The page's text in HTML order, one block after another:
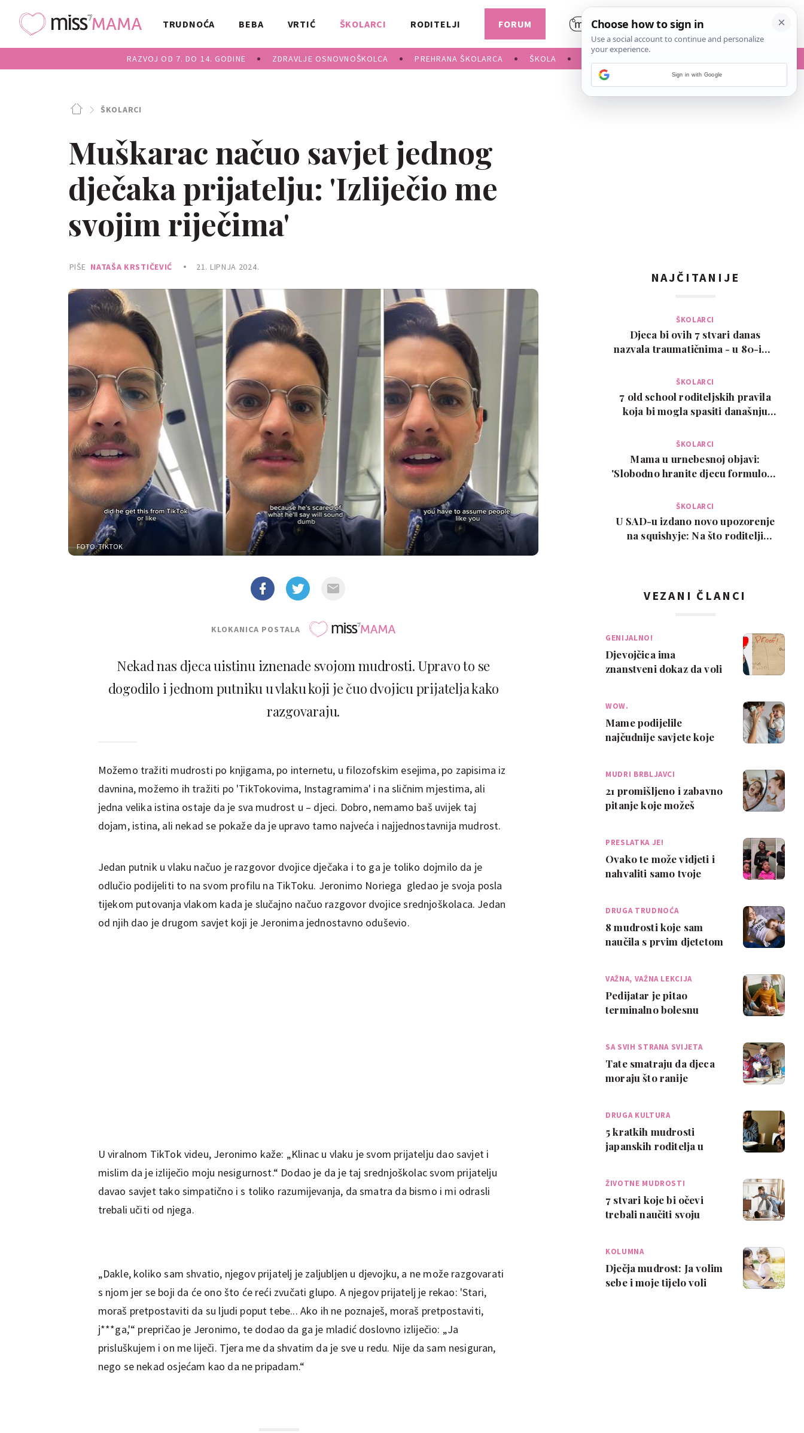
TRUDNOĆA BEBA VRTIĆ ŠKOLARCI
RAZVOJ OD 7. DO 14. GODINE ZDRAVLJE OSNOVNOŠKOLCA PREHRANA ŠKOLARCA ŠKOLA
RODITELJI FORUM
ŠKOLARCI
Muškarac načuo savjet jednog
dječaka prijatelju: 'Izliječio me
svojim riječima'
PIŠE NATAŠA KRSTIČEVIĆ 21. LIPNJA 2024.
FOTO: TIKTOK
KLOKANICA POSTALA
Nekad nas djeca uistinu iznenade svojom mudrosti. Upravo to se
dogodilo i jednom putniku u vlaku koji je čuo dvojicu prijatelja kako
razgovaraju.
Možemo tražiti mudrosti po knjigama, po internetu, u filozofskim esejima, po zapisima iz
davnina, možemo ih tražiti po 'TikTokovima, Instagramima' i na sličnim mjestima, ali
jedna velika istina ostaje da je sva mudrost u – djeci. Dobro, nemamo baš uvijek taj
dojam, istina, ali nekad se pokaže da je upravo tamo najveća i najjednostavnija mudrost.
Jedan putnik u vlaku načuo je razgovor dvojice dječaka i to ga je toliko dojmilo da je
odlučio podijeliti to na svom profilu na TikToku. Jeronimo Noriega gledao je svoja posla
tijekom putovanja vlakom kada je slučajno načuo razgovor dvojice srednjoškolaca. Jedan
od njih dao je drugom savjet koji je Jeronima jednostavno oduševio.
U viralnom TikTok videu, Jeronimo kaže: „Klinac u vlaku je svom prijatelju dao savjet i
mislim da je izliječio moju nesigurnost.“ Dodao je da je taj srednjoškolac svom prijatelju
davao savjet tako simpatično i s toliko razumijevanja, da smatra da bismo i mi odrasli
trebali učiti od njega.
„Dakle, koliko sam shvatio, njegov prijatelj je zaljubljen u djevojku, a ne može razgovarati
s njom jer se boji da će ono što će reći zvučati glupo. A njegov prijatelj je rekao: 'Stari,
moraš pretpostaviti da su ljudi poput tebe... Ako ih ne poznaješ, moraš pretpostaviti,
j***ga,'“ prepričao je Jeronimo, te dodao da ga je mladić doslovno izliječio: „Ja
prisluškujem i on me liječi. Tjera me da shvatim da je sve u redu. Nije da sam nesiguran,
nego se nekad osjećam kao da ne pripadam.“
NAJČITANIJE
ŠKOLARCI
Djeca bi ovih 7 stvari danas
nazvala traumatičnima - u 80-ima
ŠKOLARCI
7 old school roditeljskih pravila
koja bi mogla spasiti današnju
ŠKOLARCI
Mama u urnebesnoj objavi:
'Slobodno hranite djecu formulom.
ŠKOLARCI
U SAD-u izdano novo upozorenje
na squishyje: Na što roditelji
VEZANI ČLANCI
GENIJALNO!
Djevojčica ima
znanstveni dokaz da voli
WOW.
Mame podijelile
najčudnije savjete koje
MUDRI BRBLJAVCI
21 promišljeno i zabavno
pitanje koje možeš
PRESLATKA JE!
Ovako te može vidjeti i
nahvaliti samo tvoje
DRUGA TRUDNOĆA
8 mudrosti koje sam
naučila s prvim djetetom
VAŽNA, VAŽNA LEKCIJA
Pedijatar je pitao
terminalno bolesnu
SA SVIH STRANA SVIJETA
Tate smatraju da djeca
moraju što ranije
DRUGA KULTURA
5 kratkih mudrosti
japanskih roditelja u
ŽIVOTNE MUDROSTI
7 stvari koje bi očevi
trebali naučiti svoju
KOLUMNA
Dječja mudrost: Ja volim
sebe i moje tijelo voli
Sign in with Google